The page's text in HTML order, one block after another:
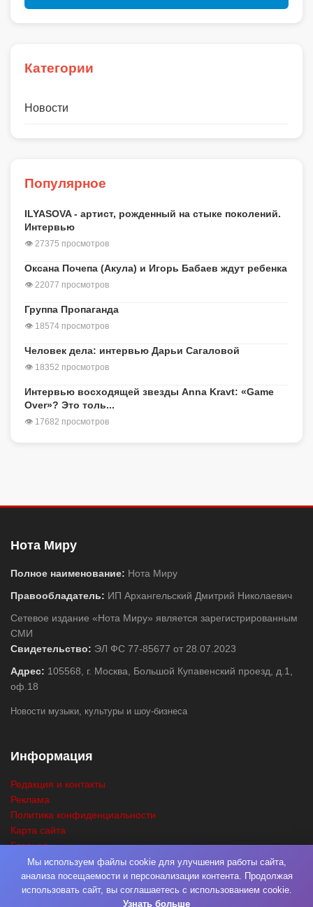
Категории
Новости
Популярное
ILYASOVA - артист, рожденный на стыке поколений.
Интервью
👁 27375 просмотров
Оксана Почепа (Акула) и Игорь Бабаев ждут ребенка
👁 22077 просмотров
Группа Пропаганда
👁 18574 просмотров
Человек дела: интервью Дарьи Сагаловой
👁 18352 просмотров
Интервью восходящей звезды Anna Kravt: «Game
Over»? Это толь...
👁 17682 просмотров
Нота Миру
Полное наименование: Нота Миру
Правообладатель: ИП Архангельский Дмитрий Николаевич
Сетевое издание «Нота Миру» является зарегистрированным
СМИ
Свидетельство: ЭЛ ФС 77-85677 от 28.07.2023
Адрес: 105568, г. Москва, Большой Купавенский проезд, д.1,
оф.18
Новости музыки, культуры и шоу-бизнеса
Информация
Редакция и контакты
Реклама
Политика конфиденциальности
Карта сайта
Главная
ПоискМы используем файлы cookie для улучшения работы сайта,
анализа посещаемости и персонализации контента. Продолжая
использовать сайт, вы соглашаетесь с использованием cookie.
Узнать больше